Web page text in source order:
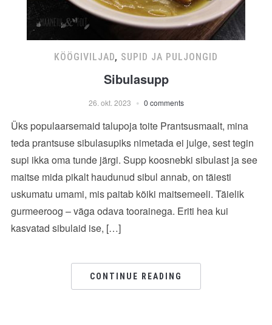
KÖÖGIVILJAD, SUPID JA PULJONGID
Sibulasupp
26. okt. 2023 0 comments
Üks populaarsemaid talupoja toite Prantsusmaalt, mina
teda prantsuse sibulasupiks nimetada ei julge, sest tegin
supi ikka oma tunde järgi. Supp koosnebki sibulast ja see
maitse mida pikalt haudunud sibul annab, on täiesti
uskumatu umami, mis paitab kõiki maitsemeeli. Täielik
gurmeeroog – väga odava toorainega. Eriti hea kui
kasvatad sibulaid ise, […]
CONTINUE READING